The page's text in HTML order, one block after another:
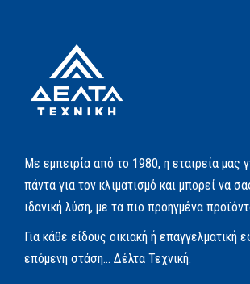
Με εμπειρία από το 1980, η εταιρεία μας
πάντα για τον κλιματισμό και μπορεί να
ιδανική λύση, με τα πιο προηγμένα
Για κάθε είδους οικιακή ή επαγγελματική
επόμενη στάση… Δέλτα Τεχνική.